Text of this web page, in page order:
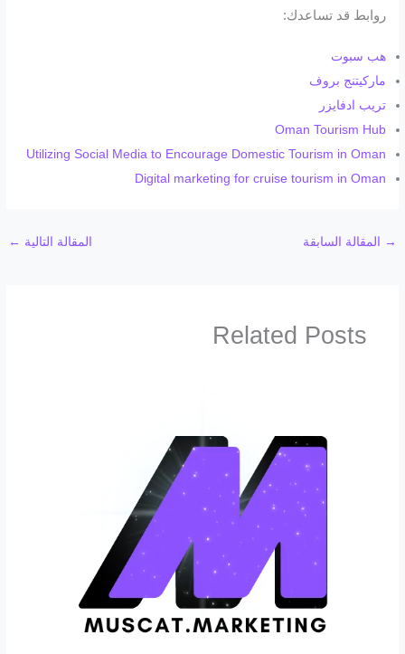
روابط قد تساعدك:
هب سبوت
ماركيتنج بروف
تريب ادفايزر
Oman Tourism Hub
Utilizing Social Media to Encourage Domestic Tourism in Oman
Digital marketing for cruise tourism in Oman
→ المقالة السابقة المقالة التالية ←
Related Posts